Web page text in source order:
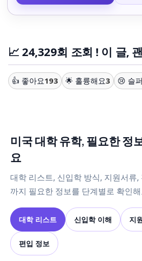
📈 24,329회 조회 ! 이 글,
👍 좋아요193 🌟 훌륭해요3 😢 슬
미국 대학 유학, 필요한 정
요
대학 리스트, 신입학 방식, 지원서류
까지 필요한 정보를 단계별로 확인
대학 리스트 신입학 이해 지
편입 정보